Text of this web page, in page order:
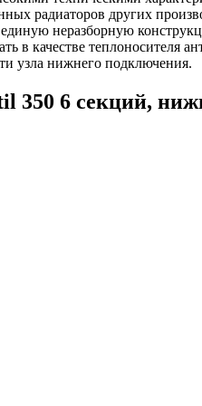
радиаторов других
неразборную
в качестве теплоносителя
узла нижнего подключения.
350 6 секций,